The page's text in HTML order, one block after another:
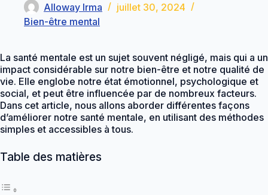
Alloway Irma
juillet 30, 2024
Bien-être mental
La santé mentale est un sujet souvent négligé, mais qui a un
impact considérable sur notre bien-être et notre qualité de
vie. Elle englobe notre état émotionnel, psychologique et
social, et peut être influencée par de nombreux facteurs.
Dans cet article, nous allons aborder différentes façons
d’améliorer notre santé mentale, en utilisant des méthodes
simples et accessibles à tous.
Table des matières